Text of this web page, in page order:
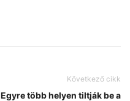
Következő cikk
Egyre több helyen tiltják be a